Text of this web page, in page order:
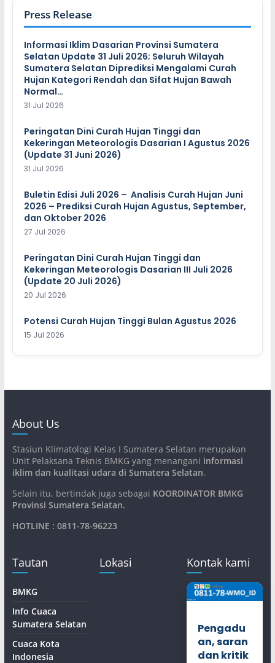
Press Release
Informasi Iklim Dasarian Provinsi Sumatera
Selatan Update 31 Juli 2026; Seluruh Wilayah
Sumatera Selatan Diprediksi Mengalami Curah
Hujan Kategori Rendah dan Sifat Hujan Bawah
Normal…
31 Jul 2026
Peringatan Dini Curah Hujan Tinggi dan
Kekeringan Meteorologis Dasarian I Agustus 2026
(Update 31 Juni 2026)
31 Jul 2026
Buletin Edisi Juli 2026 – Analisis Curah Hujan Juni
2026 – Prediksi Curah Hujan Agustus, September,
dan Oktober 2026
27 Jul 2026
Peringatan Dini Curah Hujan Tinggi dan
Kekeringan Meteorologis Dasarian III Juli 2026
(Update 20 Juli 2026)
20 Jul 2026
Potensi Curah Hujan Tinggi Bulan Agustus 2026
15 Jul 2026
About Us
Stasiun Klimatologi Kelas I Sumatera Selatan merupakan
Unit Pelaksana Teknis BMKG yang menangani informasi
iklim dan kualitasi udara di Sumatera Selatan.
Selain itu, bertindak juga sebagai KOORDINATOR BMKG
Provinsi Sumatera Selatan.
HOTLINE : 0811-78-96223
Tautan
BMKG
Info Cuaca
Sumatera Selatan
Cuaca Kota
Indonesia
Lokasi Kontak kami
Pengadu
an, saran
dan kritik